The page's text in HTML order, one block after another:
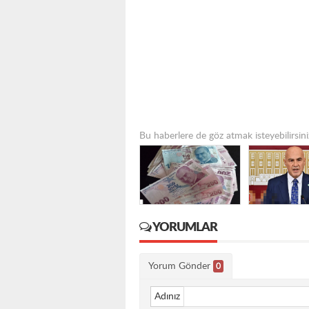
Bu haberlere de göz atmak
YORUMLAR
Yorum Gönder 0
Adınız